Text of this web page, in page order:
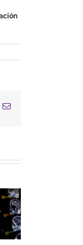
Correo